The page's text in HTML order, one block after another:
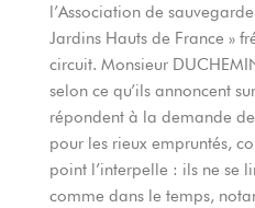
l’Association de
Jardins Hauts de France »
circuit. Monsieur
selon ce qu’ils annoncent
répondent à la demande
pour les rieux empruntés,
point l’interpelle : ils ne se
comme dans le temps,